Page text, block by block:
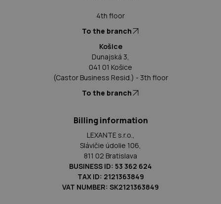
4th floor
To the branch
Košice
Dunajská 3,
041 01 Košice
(Castor Business Resid.) - 3th floor
To the branch
Billing information
LEXANTE s.r.o.,
Slávičie údolie 106,
811 02 Bratislava
BUSINESS ID: 53 362 624
TAX ID: 2121363849
VAT NUMBER: SK2121363849